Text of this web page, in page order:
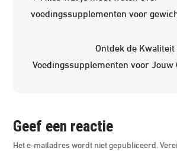
voedingssupplementen voor
Ontdek de
Voedingssupplementen voor Jouw
Geef een reactie
Het e-mailadres wordt niet gepubliceerd.